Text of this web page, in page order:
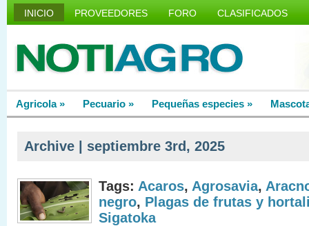
INICIO PROVEEDORES FORO CLASIFICADOS
Agricola» Pecuario » Pequeñas especies »
Archive | septiembre 3rd, 2025
Tags: Acaros, Agrosavia,
negro, Plagas de frutas y
Sigatoka